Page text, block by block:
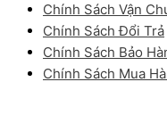
Chính Sách Vận
Chính Sách Đổi Trả
Chính Sách Bảo
Chính Sách Mua